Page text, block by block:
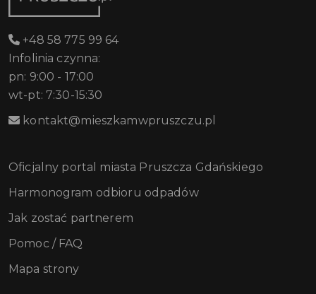
+48 58 775 99 64
Infolinia czynna:
pn: 9:00 - 17:00
wt-pt: 7:30-15:30
kontakt@mieszkamwpruszczu.pl
Oficjalny portal miasta Pruszcza Gdańskiego
Harmonogram odbioru odpadów
Jak zostać partnerem
Pomoc / FAQ
Mapa strony